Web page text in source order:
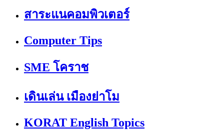
สาระแนคอมพิวเตอร์
Computer Tips
SME โคราช
เดินเล่น เมืองย่าโม
KORAT English Topics